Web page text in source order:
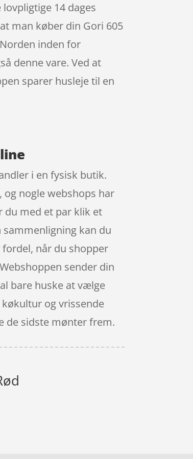
lovpligtige 14 dages
man køber din Gori 605
inden for
denne vare. Ved at
sparer husleje til en
i en fysisk butik.
nogle webshops har
du med et par klik et
kan du
når du shopper
sender din
bare huske at vælge
og vrissende
de sidste mønter frem.